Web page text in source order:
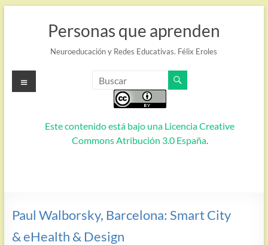
Personas que aprenden
Neuroeducación y Redes Educativas. Félix Eroles
Este contenido está bajo una Licencia Creative
Commons Atribución 3.0 España.
Menú
Paul Walborsky, Barcelona: Smart City
& eHealth & Design